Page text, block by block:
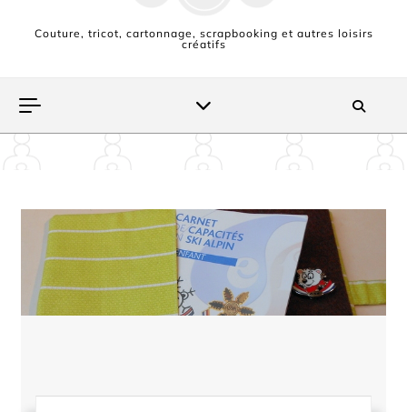
Couture, tricot, cartonnage, scrapbooking et autres loisirs
créatifs